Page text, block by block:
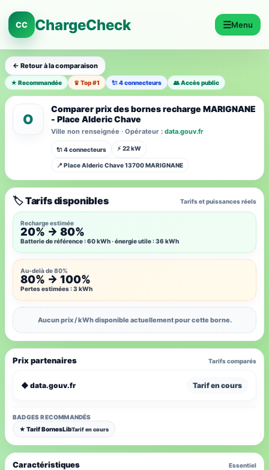
CC ChargeCheck ☰Menu
← Retour à la comparaison
★ Recommandée ♛ Top #1 🔌 4 connecteurs 👥 Accès public
O
Comparer prix des bornes recharge MARIGNANE
- Place Alderic Chave
Ville non renseignée · Opérateur : data.gouv.fr
🔌 4 connecteurs ⚡ 22 kW
📍 Place Alderic Chave 13700 MARIGNANE
🏷️ Tarifs disponibles Tarifs et puissances réels
Recharge estimée
20% → 80%
Batterie de référence : 60 kWh · énergie utile : 36 kWh
Au-delà de 80%
80% → 100%
Pertes estimées : 3 kWh
Aucun prix / kWh disponible actuellement pour cette borne.
Prix partenaires Tarifs comparés
◆ data.gouv.fr Tarif en cours
BADGES RECOMMANDÉS
★ Tarif BornesLibTarif en cours
Caractéristiques Essentiel